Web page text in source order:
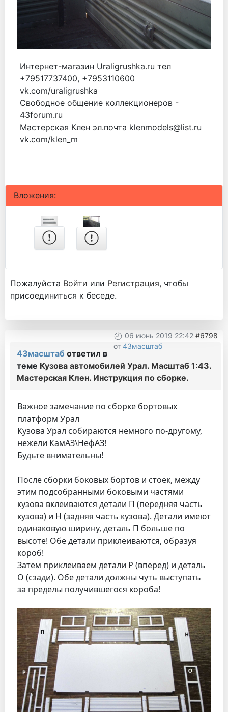
Интернет-магазин Uraligrushka.ru тел
+79517737400, +7953110600
vk.com/uraligrushka
Свободное общение коллекционеров -
43forum.ru
Мастерская Клен эл.почта klenmodels@list.ru
vk.com/klen_m
Вложения:
Пожалуйста Войти или Регистрация, чтобы
присоединиться к беседе.
06 июнь 2019 22:42 #6798
от 43масштаб
43масштаб ответил в
теме Кузова автомобилей Урал. Масштаб 1:43.
Мастерская Клен. Инструкция по сборке.
Важное замечание по сборке бортовых
платформ Урал
Кузова Урал собираются немного по-другому,
нежели КамАЗ\НефАЗ!
Будьте внимательны!
После сборки боковых бортов и стоек, между
этим подсобранными боковыми частями
кузова вклеиваются детали П (передняя часть
кузова) и Н (задняя часть кузова). Детали имеют
одинаковую ширину, деталь П больше по
высоте! Обе детали приклеиваются, образуя
короб!
Затем приклеиваем детали Р (вперед) и деталь
О (сзади). Обе детали должны чуть выступать
за пределы получившегося короба!